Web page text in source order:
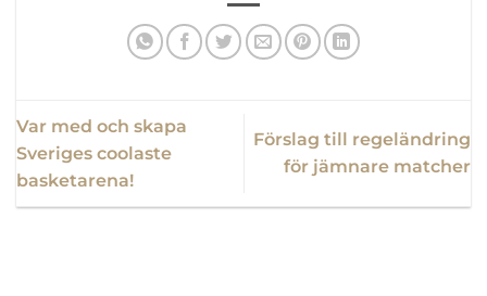
Var med och skapa
Sveriges coolaste
basketarena!
Förslag till regeländring
för jämnare matcher